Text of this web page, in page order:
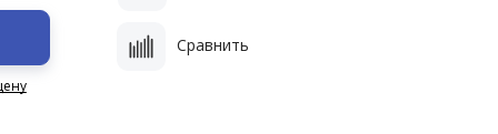
Сравнить